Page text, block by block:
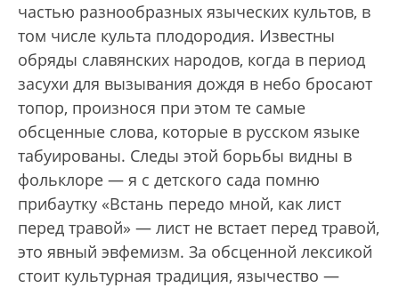
частью разнообразных языческих культов, в
том числе культа плодородия. Известны
обряды славянских народов, когда в период
засухи для вызывания дождя в небо бросают
топор, произнося при этом те самые
обсценные слова, которые в русском языке
табуированы. Следы этой борьбы видны в
фольклоре — я с детского сада помню
прибаутку «Встань передо мной, как лист
перед травой» — лист не встает перед травой,
это явный эвфемизм. За обсценной лексикой
стоит культурная традиция, язычество —